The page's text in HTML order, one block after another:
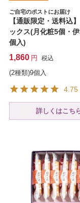
ご自宅のポストにお届け
【通販限定・送料込
ックス(月化粧5個・
個入)
1,860 税込
(2種類)9個入
4.75
詳しくはこち